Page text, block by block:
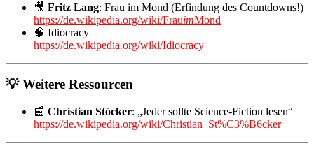
🎥 Fritz Lang: Frau im Mond (Erfindung des Countdowns!)
https://de.wikipedia.org/wiki/FrauimMond
🧠 Idiocracy
https://de.wikipedia.org/wiki/Idiocracy
💡 Weitere Ressourcen
📰 Christian Stöcker: „Jeder sollte Science-Fiction lesen“
https://de.wikipedia.org/wiki/Christian_St%C3%B6cker